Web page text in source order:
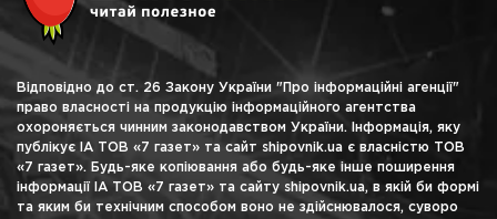
Відповідно до ст. 26 Закону України "Про інформаційні агенції"
право власності на продукцію інформаційного агентства
охороняється чинним законодавством України. Інформація, яку
публікує ІА ТОВ «7 газет» та сайт shipovnik.ua є власністю ТОВ
«7 газет». Будь-яке копіювання або будь-яке інше поширення
інформації ІА ТОВ «7 газет» та сайту shipovnik.ua, в якій би формі
та яким би технічним способом воно не здійснювалося, суворо